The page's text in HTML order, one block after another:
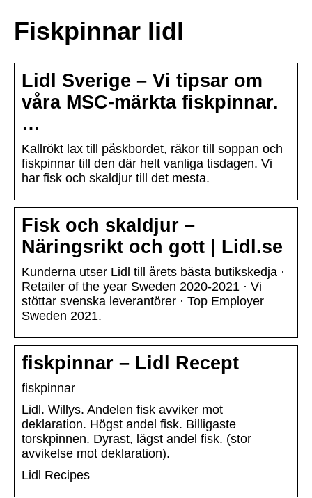
Fiskpinnar lidl
Lidl Sverige – Vi tipsar om
våra MSC-märkta fiskpinnar.
…
Kallrökt lax till påskbordet, räkor till soppan och
fiskpinnar till den där helt vanliga tisdagen. Vi
har fisk och skaldjur till det mesta.
Fisk och skaldjur –
Näringsrikt och gott | Lidl.se
Kunderna utser Lidl till årets bästa butikskedja ·
Retailer of the year Sweden 2020-2021 · Vi
stöttar svenska leverantörer · Top Employer
Sweden 2021.
fiskpinnar – Lidl Recept
fiskpinnar
Lidl. Willys. Andelen fisk avviker mot
deklaration. Högst andel fisk. Billigaste
torskpinnen. Dyrast, lägst andel fisk. (stor
avvikelse mot deklaration).
Lidl Recipes